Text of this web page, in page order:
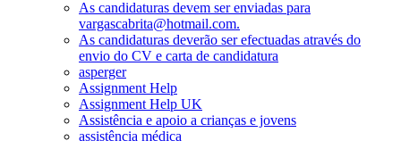
As candidaturas devem ser enviadas para
vargascabrita@hotmail.com.
As candidaturas deverão ser efectuadas através do
envio do CV e carta de candidatura
asperger
Assignment Help
Assignment Help UK
Assistência e apoio a crianças e jovens
assistência médica